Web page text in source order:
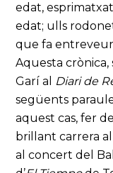
edat,
edat; ulls
que fa
Aquesta crònica,
Garí al Diari de
següents
aquest cas, fer
brillant carrera
al concert del